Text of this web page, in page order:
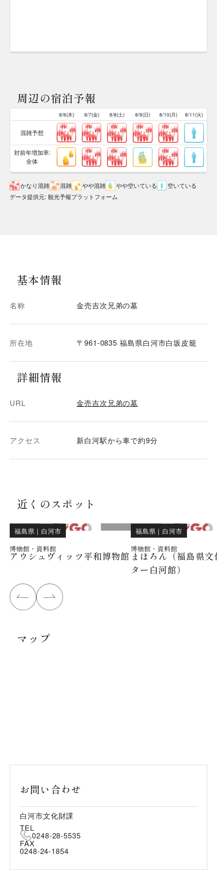
周辺の宿泊予報
8/6(木) 8/7(金) 8/8(土) 8/9(日) 8/10(月) 8/11(火)
混雑予想
対前年増加率:
全体
かなり混雑 混雑 やや混雑 やや空いている
空いている
データ提供元: 観光予報プラットフォーム
基本情報
名称 金売吉次兄弟の墓
所在地 〒961-0835 福島県白河市白坂皮籠
詳細情報
URL 金売吉次兄弟の墓
アクセス 新白河駅から車で約9分
近くのスポット
福島県 ｜ 白河市
博物館・資料館
アウシュヴィッツ平和博物館
福島県 ｜ 白河市
博物館・資料館
まほろん（福島県
ター白河館）
マップ
お問い合わせ
白河市文化財課
TEL
0248-28-5535
FAX
0248-24-1854